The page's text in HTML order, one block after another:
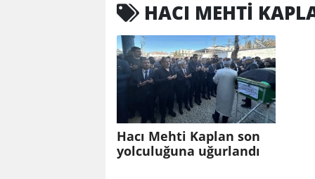
HACI MEHTI
Hacı Mehti Kaplan son
yolculuğuna uğurlandı